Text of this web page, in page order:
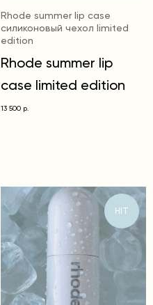
Rhode summer lip case
силиконовый чехол limited
edition
Rhode summer lip
case limited edition
13 500 р.
HIT